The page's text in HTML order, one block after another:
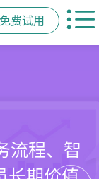
费试用
、转化、
周期增长
、试听转
流程、智
、丰富